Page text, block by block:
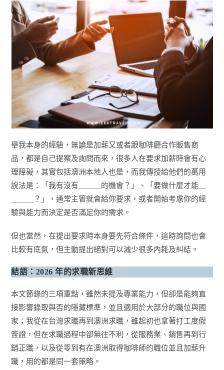
舉我本身的經驗，無論是加薪又或者跟咖啡廳合作販售商
品，都是自己提案及詢問而來，很多人在要求加薪時會有心
理障礙，其實包括澳洲本地人也是，而我傳授給他們的萬用
說法是：「我有沒有＿＿＿的機會？」、「要做什麼才能＿
＿＿＿？」，通常主管就會給你要求，或者開始考慮你的經
驗與能力而決定是否滿足你的需求。
但也當然，在提出要求時本身要先符合條件，這時詢問也會
比較有底氣，但主動提出絕對可以減少很多內耗及糾結。
結語：2026 年的求職新思維
本文節錄的三項重點，雖然未提及專業能力，但卻是能夠直
接影響錄取與否的隱藏標準，並且適用於大部分的職位與國
家；我從在台灣求職再到澳洲求職，雖起初也拿著打工度假
簽證，但在求職過程中卻無往不利，從服務業、銷售再到行
銷正職，以及從零到有在澳洲取得咖啡師的職位並且加薪升
職，用的都是同一套策略。